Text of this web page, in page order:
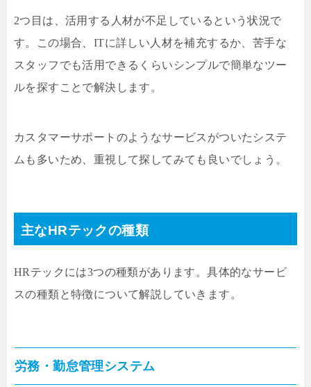
2つ目は、活用する人材が不足しているという状況で
す。この場合、ITに詳しい人材を補充するか、苦手な
スタッフでも活用できるくらいシンプルで簡単なツー
ルを探すことで解決します。
カスタマーサポートのようなサービスがついたシステ
ムも多いため、重視して探してみても良いでしょう。
主なHRテックの種類
HRテックには3つの種類があります。具体的なサービ
スの種類と特徴について解説していきます。
労務・勤怠管理システム